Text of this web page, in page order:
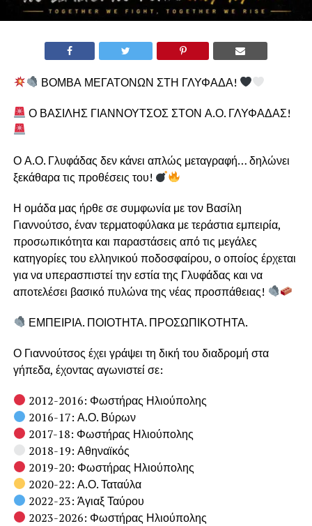
ΒΟΜΒΑ ΜΕΓΑΤΟΝΩΝ ΣΤΗ ΓΛΥΦΑΔΑ!
Ο ΒΑΣΙΛΗΣ ΓΙΑΝΝΟΥΤΣΟΣ ΣΤΟΝ Α.Ο. ΓΛΥΦΑΔΑΣ!
Ο Α.Ο. Γλυφάδας δεν κάνει απλώς μεταγραφή… δηλώνει
ξεκάθαρα τις προθέσεις του!
Η ομάδα μας ήρθε σε συμφωνία με τον Βασίλη
Γιαννούτσο, έναν τερματοφύλακα με τεράστια εμπειρία,
προσωπικότητα και παραστάσεις από τις μεγάλες
κατηγορίες του ελληνικού ποδοσφαίρου, ο οποίος έρχεται
για να υπερασπιστεί την εστία της Γλυφάδας και να
αποτελέσει βασικό πυλώνα της νέας προσπάθειας!
ΕΜΠΕΙΡΙΑ. ΠΟΙΟΤΗΤΑ. ΠΡΟΣΩΠΙΚΟΤΗΤΑ.
Ο Γιαννούτσος έχει γράψει τη δική του διαδρομή στα
γήπεδα, έχοντας αγωνιστεί σε:
2012-2016: Φωστήρας Ηλιούπολης
2016-17: Α.Ο. Βύρων
2017-18: Φωστήρας Ηλιούπολης
2018-19: Αθηναϊκός
2019-20: Φωστήρας Ηλιούπολης
2020-22: Α.Ο. Ταταύλα
2022-23: Άγιαξ Ταύρου
2023-2026: Φωστήρας Ηλιούπολης